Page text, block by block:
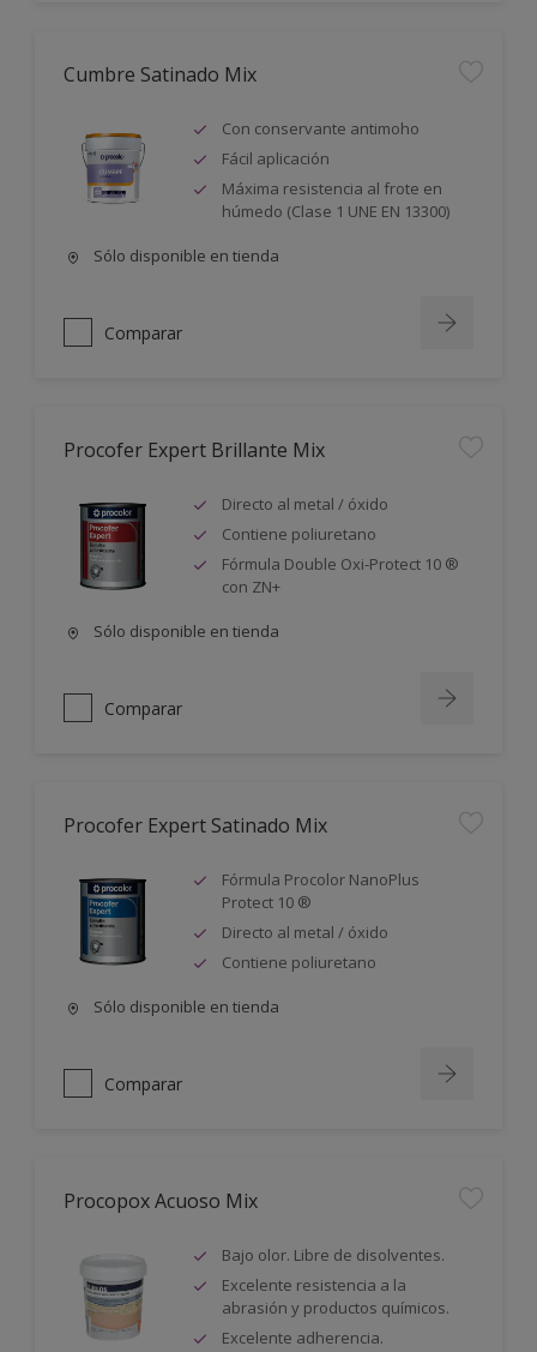
Cumbre Satinado Mix
Con conservante antimoho
Fácil aplicación
Máxima resistencia al frote en
húmedo (Clase 1 UNE EN 13300)
Sólo disponible en tienda
Comparar
Procofer Expert Brillante Mix
Directo al metal / óxido
Contiene poliuretano
Fórmula Double Oxi-Protect 10 ®
con ZN+
Sólo disponible en tienda
Comparar
Procofer Expert Satinado Mix
Fórmula Procolor NanoPlus
Protect 10 ®
Directo al metal / óxido
Contiene poliuretano
Sólo disponible en tienda
Comparar
Procopox Acuoso Mix
Bajo olor. Libre de disolventes.
Excelente resistencia a la
abrasión y productos químicos.
Excelente adherencia.